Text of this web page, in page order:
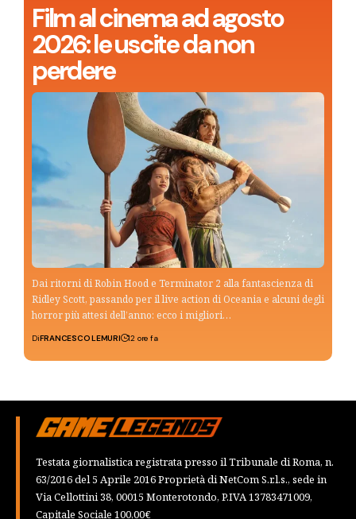
Film al cinema ad agosto
2026: le uscite da non
perdere
Dai ritorni di Robin Hood e Terminator 2 alla fantascienza di
Ridley Scott, passando per il live action di Oceania e alcuni degli
horror più attesi dell’anno: ecco i migliori…
DiFRANCESCO LEMURI 12 ore fa
Testata giornalistica registrata presso il Tribunale di Roma, n.
63/2016 del 5 Aprile 2016 Proprietà di NetCom S.r.l.s., sede in
Via Cellottini 38, 00015 Monterotondo, P.IVA 13783471009,
Capitale Sociale 100,00€